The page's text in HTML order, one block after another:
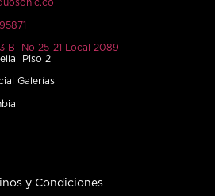
B No 25-21 Local 2089
Piso 2
Galerías
y Condiciones